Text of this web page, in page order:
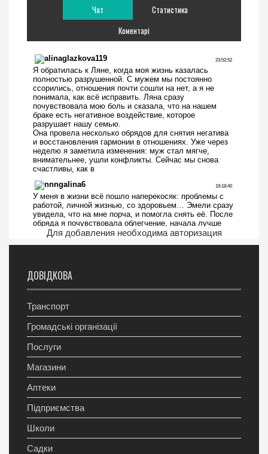
Чат
Статистика
Коментарі
Для добавления необходима авторизация
ДОВІДКОВА
Транспорт
Громадські організації
Послуги
Магазини
Аптеки
Підприємства
Школи
Садки